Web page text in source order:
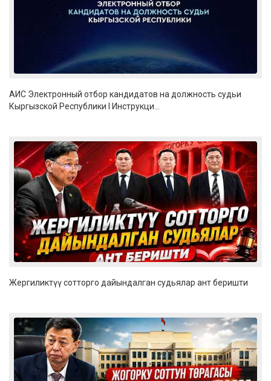
АИС Электронный отбор кандидатов на должность судьи
Кыргызской Республики I Инструкци...
Жергиликтүү сотторго дайындалган судьялар ант беришти